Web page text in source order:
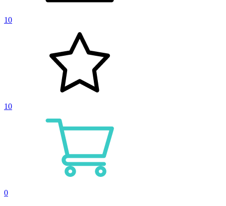
10
10
0